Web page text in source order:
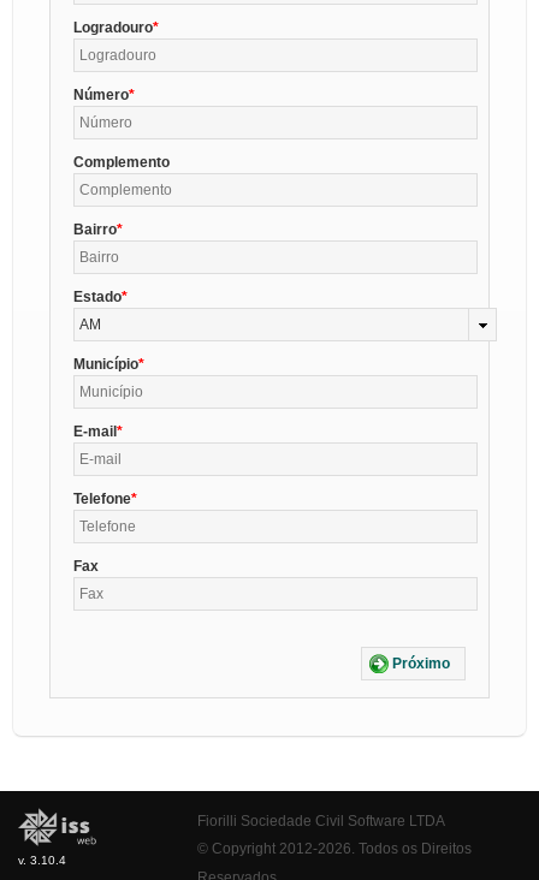
Logradouro
Número
Complemento
Bairro
Estado
AM
Município
E-mail
Telefone
Fax
Próximo
v. 3.10.4
Fiorilli Sociedade Civil Software LTDA
© Copyright 2012-2026. Todos os Direitos